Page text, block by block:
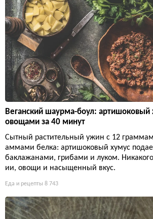
Веганский шаурма-боул:
овощами за 40 минут
Сытный растительный ужин с 12
аммами белка: артишоковый хумус
баклажанами, грибами и луком.
ии, овощи и насыщенный вкус.
Еда и рецепты 8 743